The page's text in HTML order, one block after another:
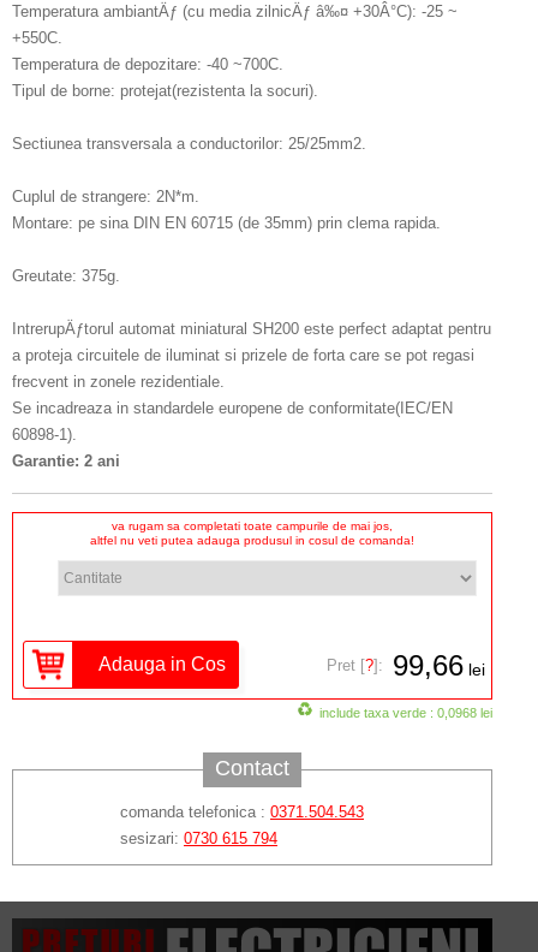
Temperatura ambiantÄƒ (cu media zilnicÄƒ â‰¤ +30Â°C): -25 ~
+550C.
Temperatura de depozitare: -40 ~700C.
Tipul de borne: protejat(rezistenta la socuri).
Sectiunea transversala a conductorilor: 25/25mm2.
Cuplul de strangere: 2N*m.
Montare: pe sina DIN EN 60715 (de 35mm) prin clema rapida.
Greutate: 375g.
IntrerupÄƒtorul automat miniatural SH200 este perfect adaptat pentru
a proteja circuitele de iluminat si prizele de forta care se pot regasi
frecvent in zonele rezidentiale.
Se incadreaza in standardele europene de conformitate(IEC/EN
60898-1).
Garantie: 2 ani
va rugam sa completati toate campurile de mai jos,
altfel nu veti putea adauga produsul in cosul de comanda!
Pret [?]: 99,66 lei
include taxa verde : 0,0968 lei
Contact
comanda telefonica : 0371.504.543
sesizari: 0730 615 794